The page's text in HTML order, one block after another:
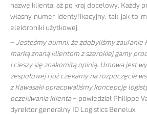
nazwę klienta, aż po kraj docelowy. Każdy
własny numer identyfikacyjny, tak jak to
elektroniki użytkowej.
– Jesteśmy dumni, że zdobyliśmy zaufanie
marką znaną klientom z szerokiej gamy
i cieszy się znakomitą opinią. Umowa jest
zespołowej i już czekamy na rozpoczęcie
z Kawasaki opracowaliśmy koncepcję
oczekiwania klienta– powiedział Philippe
dyrektor generalny ID Logistics Benelux.